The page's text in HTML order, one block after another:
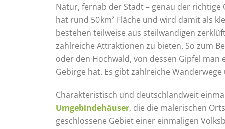
Natur, fernab der Stadt – genau der
hat rund 50 km² Fläche und wird damit als
bestehen teilweise aus steilwandigen
zahlreiche Attraktionen zu bieten. So zum
oder den Hochwald, von dessen Gipfel
Gebirge hat. Es gibt zahlreiche
Charakteristisch und deutschlandweit
Umgebindehäuser, die die malerischen
geschlossene Gebiet einer einmaligen